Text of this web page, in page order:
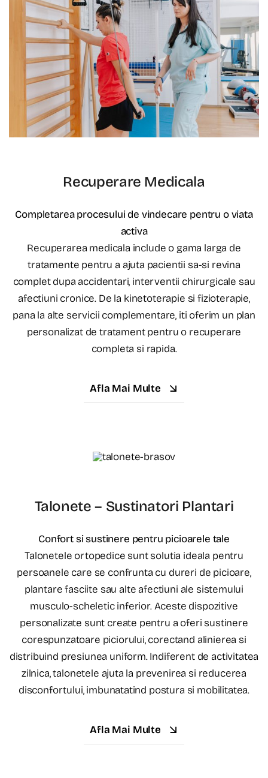
Recuperare Medicala
Completarea procesului de vindecare pentru o viata
activa
Recuperarea medicala include o gama larga de
tratamente pentru a ajuta pacientii sa-si revina
complet dupa accidentari, interventii chirurgicale sau
afectiuni cronice. De la kinetoterapie si fizioterapie,
pana la alte servicii complementare, iti oferim un plan
personalizat de tratament pentru o recuperare
completa si rapida.
Afla Mai Multe
Talonete – Sustinatori Plantari
Confort si sustinere pentru picioarele tale
Talonetele ortopedice sunt solutia ideala pentru
persoanele care se confrunta cu dureri de picioare,
plantare fasciite sau alte afectiuni ale sistemului
musculo-scheletic inferior. Aceste dispozitive
personalizate sunt create pentru a oferi sustinere
corespunzatoare piciorului, corectand alinierea si
distribuind presiunea uniform. Indiferent de activitatea
zilnica, talonetele ajuta la prevenirea si reducerea
disconfortului, imbunatatind postura si mobilitatea.
Afla Mai Multe